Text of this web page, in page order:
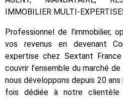
IMMOBILIER MULTI-
Professionnel de l’immobilier,
vos revenus en devenant
expertise chez Sextant
couvrir l’ensemble du marché
nous développons depuis 20
fois dédiée à notre clientèle